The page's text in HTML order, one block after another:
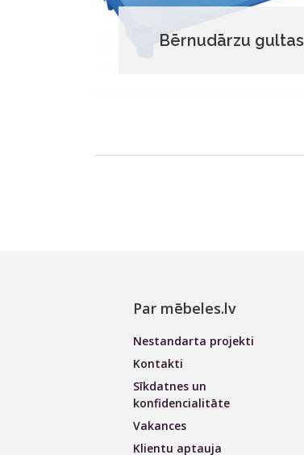
Bērnudārzu gultas
Par mēbeles.lv
Nestandarta projekti
Kontakti
Sīkdatnes un
konfidencialitāte
Vakances
Klientu aptauja